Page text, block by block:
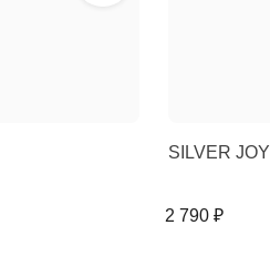
SILVER
2 790 ₽